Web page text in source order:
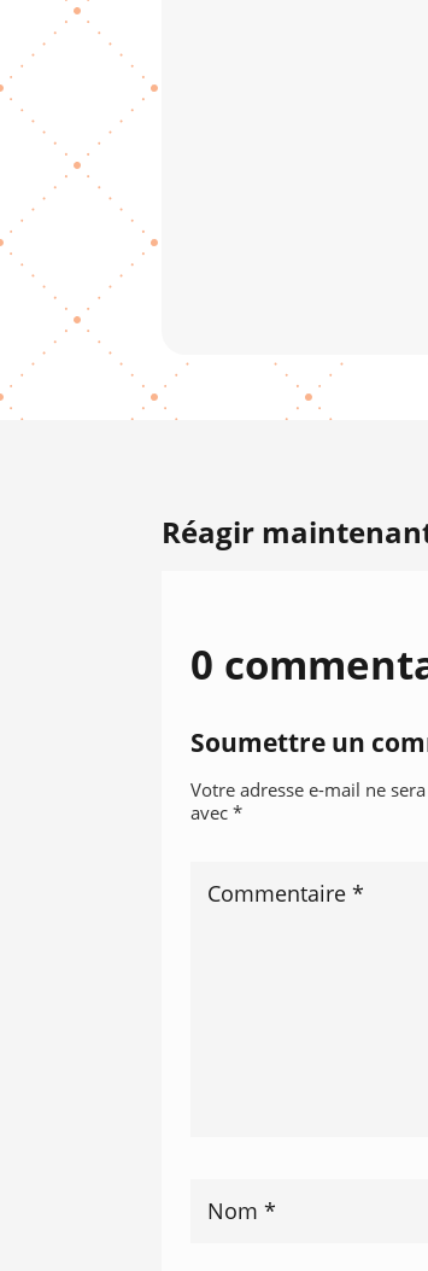
Réagir
0
Soumettre un
Votre adresse e-mail ne
avec*